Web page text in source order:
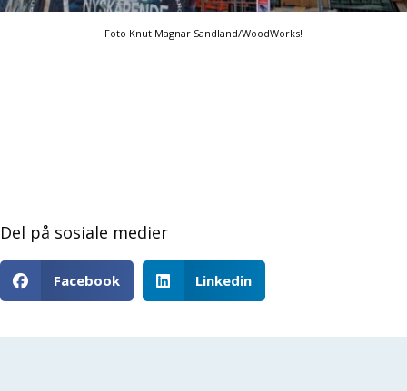
Foto Knut Magnar Sandland/WoodWorks!
Del på sosiale medier
Facebook Linkedin